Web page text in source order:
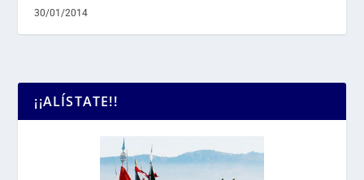
30/01/2014
¡¡ALÍSTATE!!